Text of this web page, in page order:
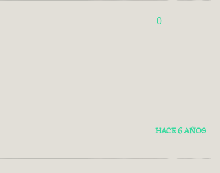
0
HACE 6 AÑOS